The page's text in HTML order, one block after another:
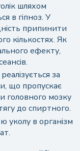
шляхом
в гіпноз. У
припинити
кількостях. Як
ефекту,
за
що пропускає
головного мозку
до спиртного.
уколу в організм